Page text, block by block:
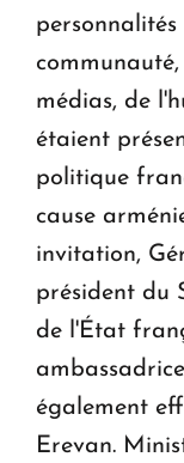
médias, de
étaient
politique
cause
invitation,
président du
de l'État
également
Erevan.